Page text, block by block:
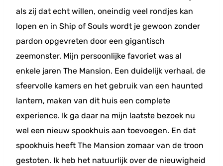
als zij dat echt willen, oneindig veel rondjes kan
lopen en in Ship of Souls wordt je gewoon zonder
pardon opgevreten door een gigantisch
zeemonster. Mijn persoonlijke favoriet was al
enkele jaren The Mansion. Een duidelijk verhaal, de
sfeervolle kamers en het gebruik van een haunted
lantern, maken van dit huis een complete
experience. Ik ga daar na mijn laatste bezoek nu
wel een nieuw spookhuis aan toevoegen. En dat
spookhuis heeft The Mansion zomaar van de troon
gestoten. Ik heb het natuurlijk over de nieuwigheid